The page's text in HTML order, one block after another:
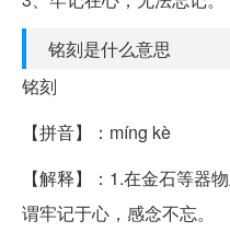
铭刻是什么意思
铭刻
【拼音】：míng kè
【解释】：1.在金石等器
谓牢记于心，感念不忘。